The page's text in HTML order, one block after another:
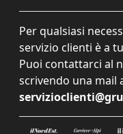
Per qualsiasi
servizio clienti è a
Puoi contattarci al
scrivendo una mail